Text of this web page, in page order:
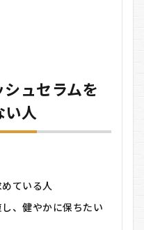
ュセラムを
い人
ている人
、健やかに保ちたい